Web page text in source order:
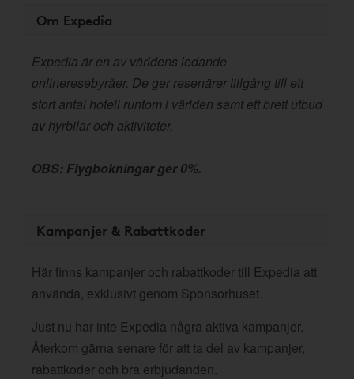
Om Expedia
Expedia är en av världens ledande
onlineresebyråer. De ger resenärer tillgång till ett
stort antal hotell runtom i världen samt ett brett utbud
av hyrbilar och aktiviteter.
OBS: Flygbokningar ger 0%.
Kampanjer & Rabattkoder
Här finns kampanjer och rabattkoder till Expedia att
använda, exklusivt genom Sponsorhuset.
Just nu har inte Expedia några aktiva kampanjer.
Återkom gärna senare för att ta del av kampanjer,
rabattkoder och bra erbjudanden.